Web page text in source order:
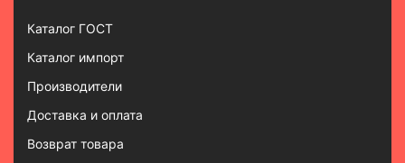
Каталог ГОСТ
Каталог импорт
Производители
Доставка и оплата
Возврат товара